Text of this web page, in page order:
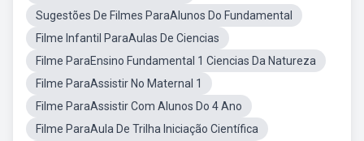
Sugestões De Filmes ParaAlunos Do Fundamental
Filme Infantil ParaAulas De Ciencias
Filme ParaEnsino Fundamental 1 Ciencias Da Natureza
Filme ParaAssistir No Maternal 1
Filme ParaAssistir Com Alunos Do 4 Ano
Filme ParaAula De Trilha Iniciação Científica